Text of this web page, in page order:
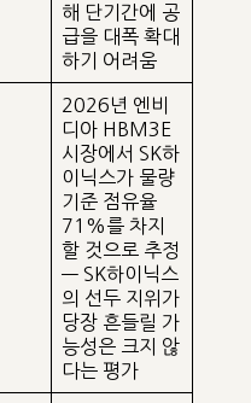
해 단기간에 공
급을 대폭 확대
하기 어려움
2026년 엔비
디아 HBM3E
시장에서 SK하
이닉스가 물량
기준 점유율
71%를 차지
할 것으로 추정
— SK하이닉스
의 선두 지위가
당장 흔들릴 가
능성은 크지 않
다는 평가